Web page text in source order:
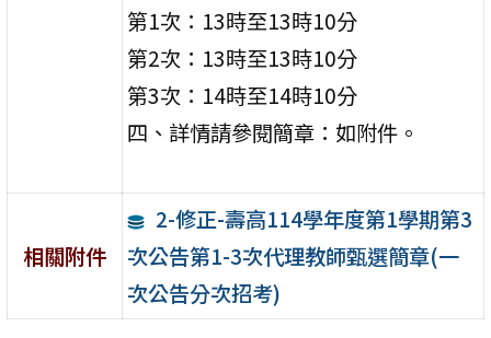
第1次：13時至13時10分
第2次：13時至13時10分
第3次：14時至14時10分
四、詳情請參閱簡章：如附件。
相關附件
2-修正-壽高114學年度第1學期第3
次公告第1-3次代理教師甄選簡章(一
次公告分次招考)